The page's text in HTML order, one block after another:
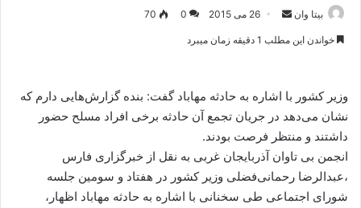
بیتا وان
ر
ل
ی
26 می 2015 0
70
خواندن این مطلب 1 دقیقه زمان میبرد
وزیر کشور با اشاره به حادثه مهاباد گفت: بنده گزارش‌هایی دارم که
نشان می‌دهد در جریان تجمع آن حادثه برخی افراد مسلح حضور
داشتند و منتظر فرصت بودند.
انجمن بی تاوان آذربایجان غربی به نقل از خبرگزاری فارس
،عبدالرضا رحمانی‌فضلی وزیر کشور در هفتاد و سومین جلسه
شورای اجتماعی طی سخنانی با اشاره به حادثه مهاباد اظهار،